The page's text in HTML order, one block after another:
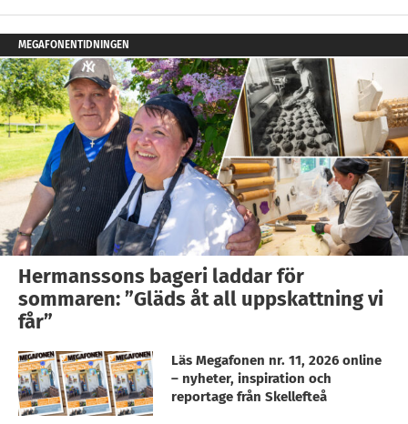
MEGAFONENTIDNINGEN
Hermanssons bageri laddar för
sommaren: ”Gläds åt all uppskattning vi
får”
Läs Megafonen nr. 11, 2026 online
– nyheter, inspiration och
reportage från Skellefteå